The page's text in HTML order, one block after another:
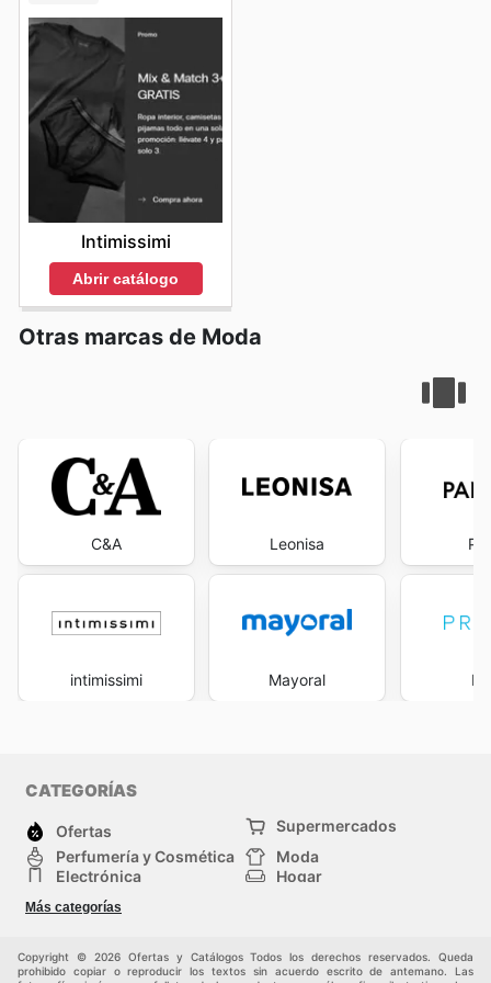
que la experiencia de compra sea gratificante y
rentable. Visita Pampling's website today to explore the
best deals and start saving now.
Intimissimi
Abrir catálogo
Otras marcas de Moda
C&A
intimissimi
Leonisa
Mayoral
CATEGORÍAS
Ofertas
Supermercados
Perfumería y Cosmética
Moda
Electrónica
Hogar
Deporte
Juguetes y bebés
Más categorías
Copyright © 2026 Ofertas y Catálogos Todos los derechos reservados. Queda
prohibido copiar o reproducir los textos sin acuerdo escrito de antemano. Las